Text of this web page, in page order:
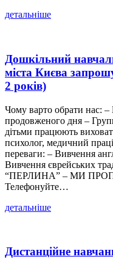
детальніше
Дошкільний
міста Києва
2 років)
Чому варто обрати нас:
продовженого дня –
дітьми працюють
психолог, медичний
переваги: – Вивчення
Вивчення єврейських
“ПЕРЛИНА” – МИ
Телефонуйте…
детальніше
Дистанційне